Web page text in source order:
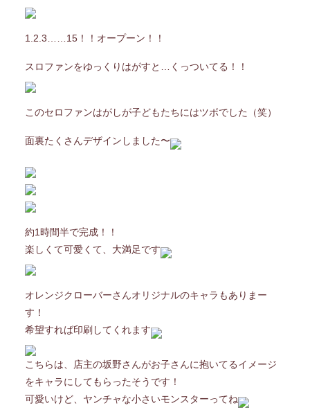
1.2.3……15！！オープーン！！
スロファンをゆっくりはがすと…くっついてる！！
このセロファンはがしが子どもたちにはツボでした（笑）
面裏たくさんデザインしました〜
約1時間半で完成！！
楽しくて可愛くて、大満足です
オレンジクローバーさんオリジナルのキャラもありまー
す！
希望すれば印刷してくれます
こちらは、店主の坂野さんがお子さんに抱いてるイメージ
をキャラにしてもらったそうです！
可愛いけど、ヤンチャな小さいモンスターってね